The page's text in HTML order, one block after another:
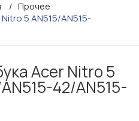
Прочее
5 AN515/AN515-
Acer Nitro 5
42/AN515-